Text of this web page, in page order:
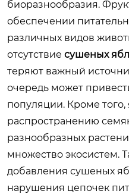
биоразнообразия.
обеспечении
различных видов
отсутствие сушеных
теряют важный
очередь может
популяции. Кроме
распространению
разнообразных
множество экосистем.
добавления сушеных
нарушения цепочек